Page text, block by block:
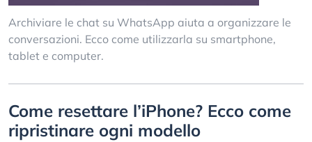
Archiviare le chat su WhatsApp aiuta a organizzare le
conversazioni. Ecco come utilizzarla su smartphone,
tablet e computer.
Come resettare l’iPhone? Ecco come
ripristinare ogni modello